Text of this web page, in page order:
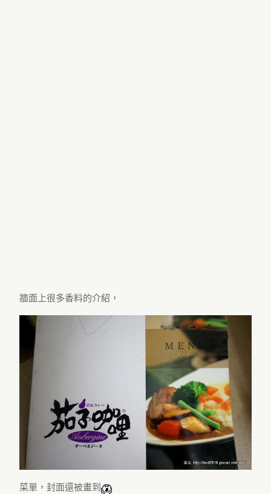
牆面上很多香料的介紹，
菜單，封面還被畫到